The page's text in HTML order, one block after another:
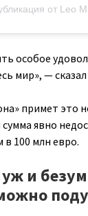
от Leo
особое
мир», —
примет это
явно
в 100 млн евро.
уж и